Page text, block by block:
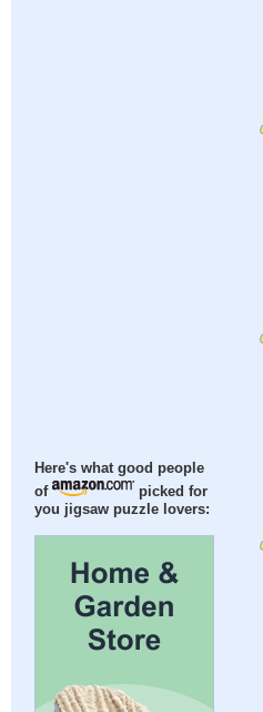
Here's what good people
of
picked for
you jigsaw puzzle lovers: